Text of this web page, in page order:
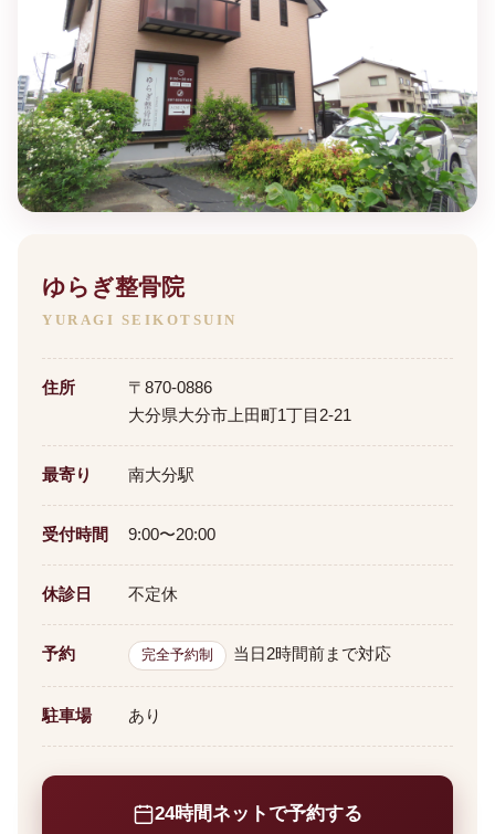
ゆらぎ整骨院
YURAGI SEIKOTSUIN
住所
〒870-0886
大分県大分市上田町1丁目2-21
最寄り 南大分駅
受付時間 9:00〜20:00
休診日 不定休
予約 完全予約制 当日2時間前まで対応
駐車場 あり
24時間ネットで予約する